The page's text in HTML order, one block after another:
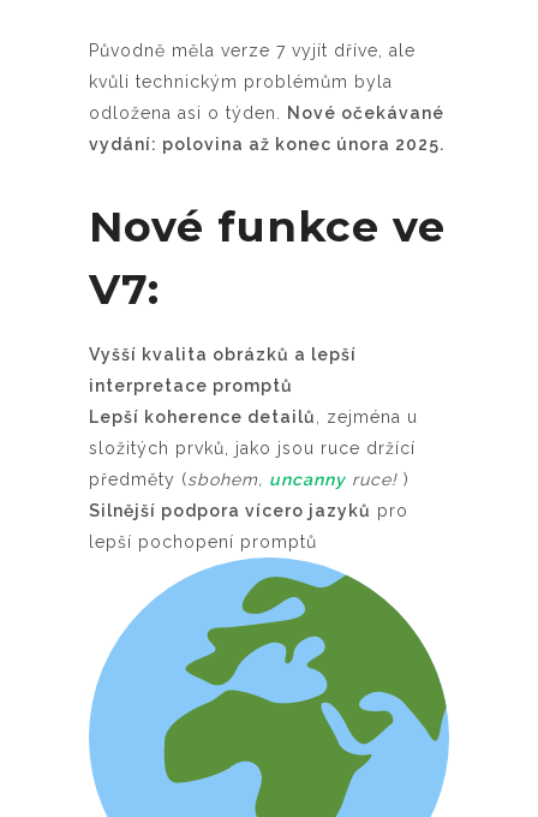
Původně měla verze 7 vyjít dříve, ale
kvůli technickým problémům byla
odložena asi o týden.
Nové očekávané
vydání: polovina až konec února 2025.
Nové funkce ve
V7:
Vyšší kvalita obrázků a lepší
interpretace promptů
Lepší koherence detailů
, zejména u
složitých prvků, jako jsou ruce držící
předměty (sbohem, uncanny ruce! )
Silnější podpora vícero jazyků pro
lepší pochopení promptů